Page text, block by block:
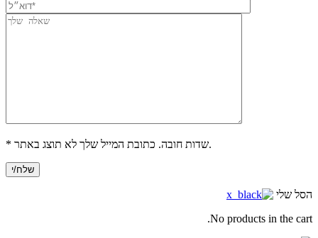
* שדות חובה. כתובת המייל שלך לא תוצג באתר.
הסל שלי
No products in the cart.